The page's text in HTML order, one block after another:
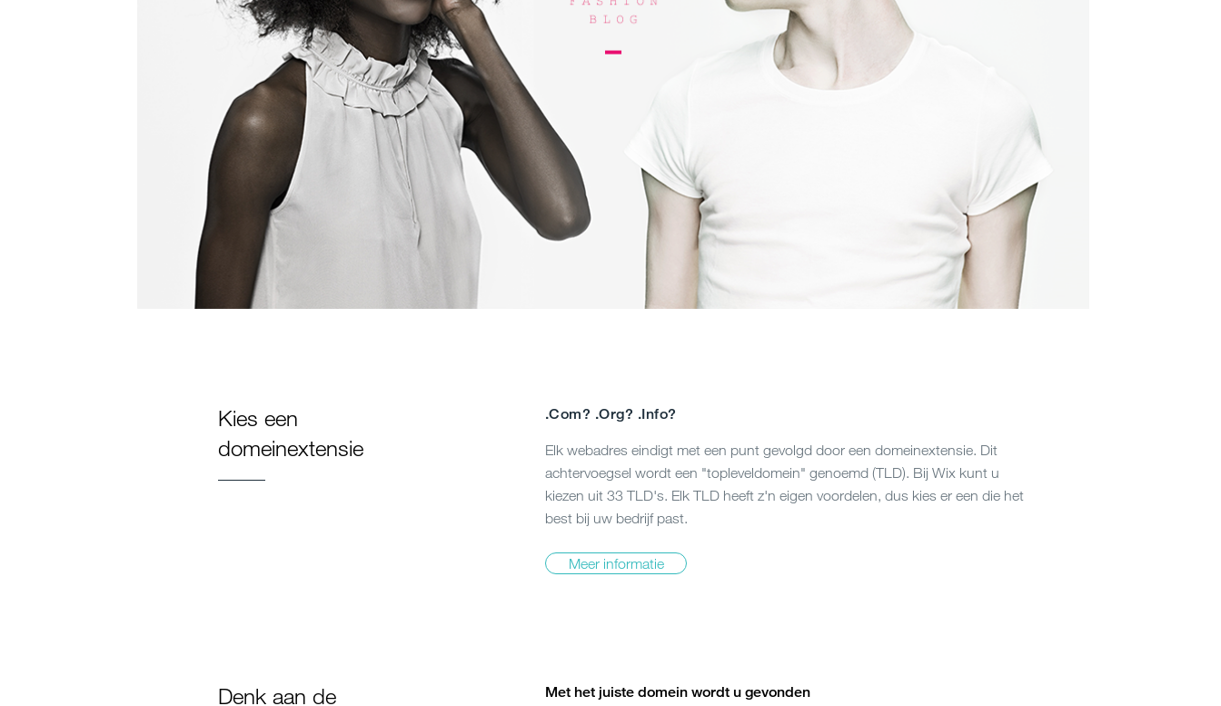
Elk webadres eindigt met een punt gevolgd door een domeinextensie. Dit
achtervoegsel wordt een "topleveldomein" genoemd (TLD). Bij Wix kunt u
kiezen uit 33 TLD's. Elk TLD heeft z'n eigen voordelen, dus kies er een die het
best bij uw bedrijf past.
.Com? .Org? .Info?
Kies een
domeinextensie
Met het juiste domein wordt u gevonden
Denk aan de
Meer informatie